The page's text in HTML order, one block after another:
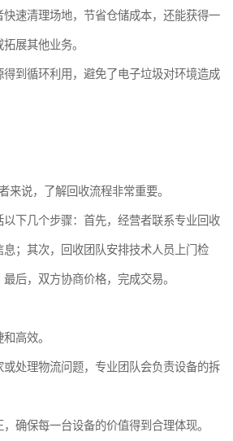
速清理场地，节省仓储成本，还能获得一
展其他业务。
得到循环利用，避免了电子垃圾对环境造成
来说，了解回收流程非常重要。
下几个步骤：首先，经营者联系专业回收
息；其次，回收团队安排技术人员上门检
后，双方协商价格，完成交易。
高效。
处理物流问题，专业团队会负责设备的拆
确保每一台设备的价值得到合理体现。